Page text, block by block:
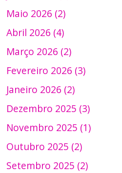
Maio 2026 (2)
Abril 2026 (4)
Março 2026 (2)
Fevereiro 2026 (3)
Janeiro 2026 (2)
Dezembro 2025 (3)
Novembro 2025 (1)
Outubro 2025 (2)
Setembro 2025 (2)